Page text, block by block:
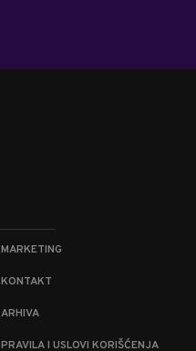
MARKETING
KONTAKT
ARHIVA
PRAVILA I USLOVI KORIŠĆENJA